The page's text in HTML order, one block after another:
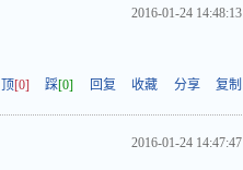
2016-01-24 14:48:13
顶[0] 踩[0] 回复 收藏 分享 复制
2016-01-24 14:47:47